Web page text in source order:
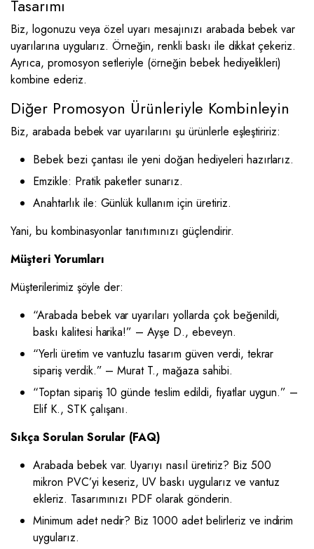
Tasarımı
Biz, logonuzu veya özel uyarı mesajınızı arabada bebek var
uyarılarına uygularız. Örneğin, renkli baskı ile dikkat çekeriz.
Ayrıca, promosyon setleriyle (örneğin bebek hediyelikleri)
kombine ederiz.
Diğer Promosyon Ürünleriyle Kombinleyin
Biz, arabada bebek var uyarılarını şu ürünlerle eşleştiririz:
Bebek bezi çantası ile yeni doğan hediyeleri hazırlarız.
Emzikle: Pratik paketler sunarız.
Anahtarlık ile: Günlük kullanım için üretiriz.
Yani, bu kombinasyonlar tanıtımınızı güçlendirir.
Müşteri Yorumları
Müşterilerimiz şöyle der:
“Arabada bebek var uyarıları yollarda çok beğenildi,
baskı kalitesi harika!” – Ayşe D., ebeveyn.
“Yerli üretim ve vantuzlu tasarım güven verdi, tekrar
sipariş verdik.” – Murat T., mağaza sahibi.
“Toptan sipariş 10 günde teslim edildi, fiyatlar uygun.” –
Elif K., STK çalışanı.
Sıkça Sorulan Sorular (FAQ)
Arabada bebek var. Uyarıyı nasıl üretiriz? Biz 500
mikron PVC’yi keseriz, UV baskı uygularız ve vantuz
ekleriz. Tasarımınızı PDF olarak gönderin.
Minimum adet nedir? Biz 1000 adet belirleriz ve indirim
uygularız.